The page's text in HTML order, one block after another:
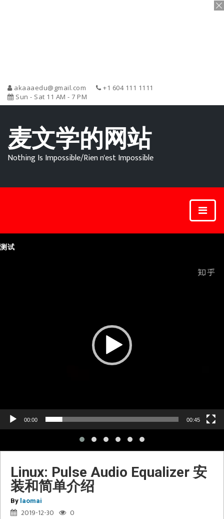
akaaaedu@gmail.com
+1 604 111 1111
Sun - Sat 11 AM - 7 PM
麦文学的网站
Nothing Is Impossible/Rien n'est Impossible
测试
00:00 00:45
Linux: Pulse Audio Equalizer 安
装和简单介绍
By laomai
2019-12-30 0